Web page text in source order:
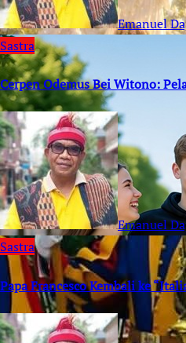
Emanuel
Sastra
Cerpen Odemus Bei Witono:
Emanuel
Sastra
Papa Francesco Kembali ke